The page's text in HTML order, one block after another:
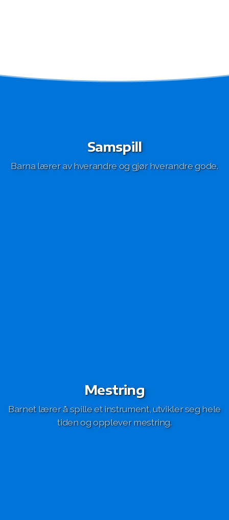
Samspill
Barna lærer av hverandre og gjør hverandre gode.
Mestring
Barnet lærer å spille et instrument, utvikler seg hele
tiden og opplever mestring.